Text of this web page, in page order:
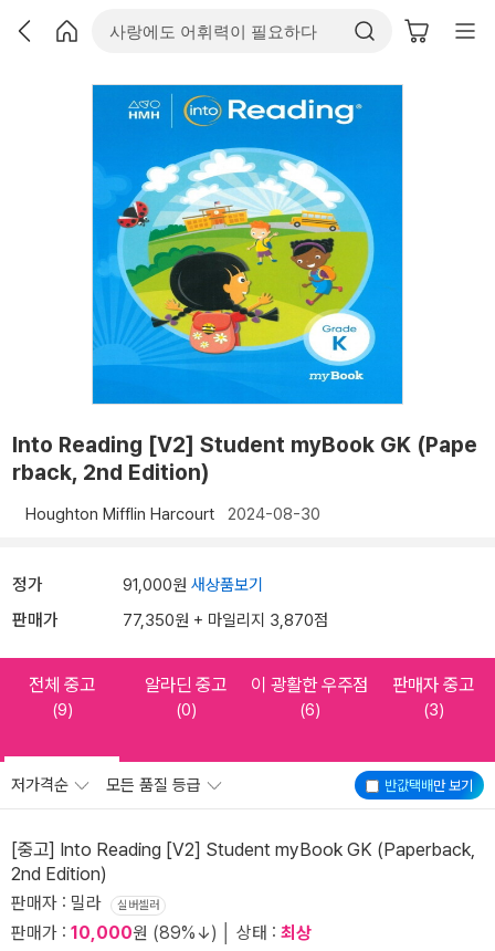
Into Reading [V2] Student myBook GK (Pape
rback, 2nd Edition)
Houghton Mifflin Harcourt 2024-08-30
정가 91,000원 새상품보기
판매가 77,350원 + 마일리지 3,870점
전체 중고
(9)
알라딘 중고
(0)
이 광활한 우주점
(6)
판매자 중고
(3)
반값택배만 보기
저가격순 모든 품질 등급
[중고] Into Reading [V2] Student myBook GK (Paperback,
2nd Edition)
판매자 : 밀라 실버셀러
판매가 : 10,000원 (89%↓) │ 상태 : 최상